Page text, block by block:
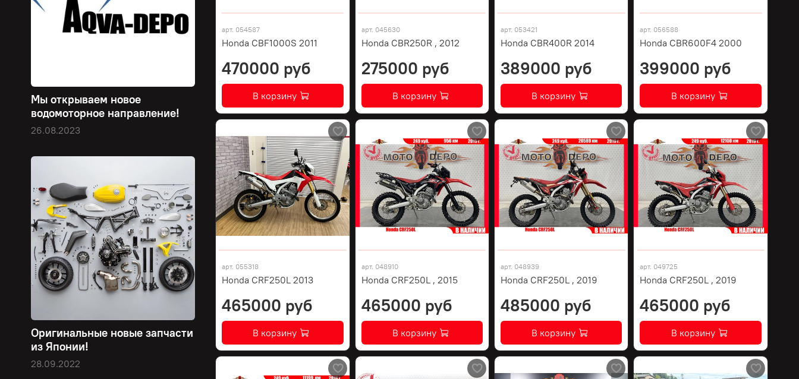
арт. 054587
Honda CBF1000S 2011
470000 руб
В корзину
арт. 045630
Honda CBR250R , 2012
275000 руб
В корзину
арт. 053421
Honda CBR400R 2014
389000 руб
В корзину
арт. 056588
Honda CBR600F4 2000
399000 руб
В корзину
арт. 055318
Honda CRF250L 2013
465000 руб
В корзину
арт. 048910
Honda CRF250L , 2015
465000 руб
В корзину
арт. 048939
Honda CRF250L , 2019
485000 руб
В корзину
арт. 049725
Honda CRF250L , 2019
465000 руб
В корзину
Мы открываем новое
водомоторное направление!
26.08.2023
Оригинальные новые запчасти
из Японии!
28.09.2022